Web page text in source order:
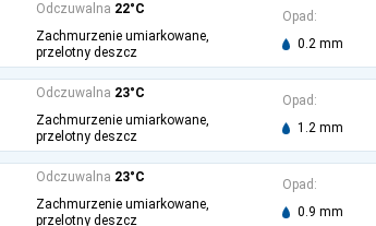
Odczuwalna 22°C
Zachmurzenie umiarkowane,
przelotny deszcz
Opad:
0.2 mm
Odczuwalna 23°C
Zachmurzenie umiarkowane,
przelotny deszcz
Opad:
1.2 mm
Odczuwalna 23°C
Zachmurzenie umiarkowane,
przelotny deszcz
Opad:
0.9 mm